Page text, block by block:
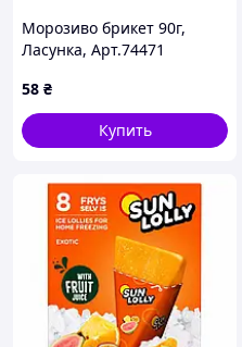
Морозиво брикет 90г,
Ласунка, Арт.74471
58 ₴
Купить